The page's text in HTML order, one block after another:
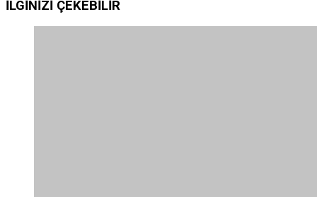
İLGİNİZİ ÇEKEBİLİR